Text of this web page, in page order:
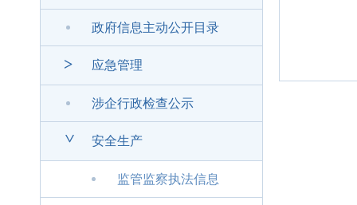
政府信息主动公开目录
> 应急管理
涉企行政检查公示
> 安全生产
监管监察执法信息